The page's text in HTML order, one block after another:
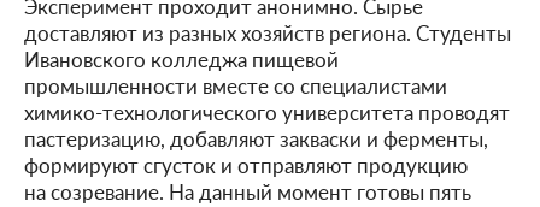
Эксперимент проходит анонимно. Сырье
доставляют из разных хозяйств региона. Студенты
Ивановского колледжа пищевой
промышленности вместе со специалистами
химико-технологического университета проводят
пастеризацию, добавляют закваски и ферменты,
формируют сгусток и отправляют продукцию
на созревание. На данный момент готовы пять